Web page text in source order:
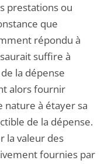
prestations ou
que
répondu à
suffire à
la dépense
alors fournir
nature à étayer sa
de la dépense.
la valeur des
fournies par